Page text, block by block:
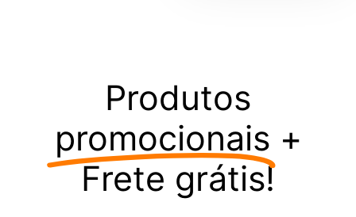
Produtos
promocionais +
Frete grátis!